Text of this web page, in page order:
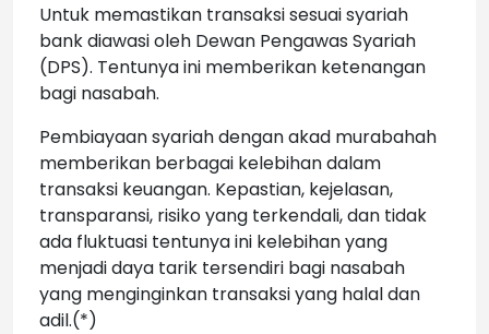
Untuk memastikan transaksi sesuai syariah
bank diawasi oleh Dewan Pengawas Syariah
(DPS). Tentunya ini memberikan ketenangan
bagi nasabah.
Pembiayaan syariah dengan akad murabahah
memberikan berbagai kelebihan dalam
transaksi keuangan. Kepastian, kejelasan,
transparansi, risiko yang terkendali, dan tidak
ada fluktuasi tentunya ini kelebihan yang
menjadi daya tarik tersendiri bagi nasabah
yang menginginkan transaksi yang halal dan
adil.(*)